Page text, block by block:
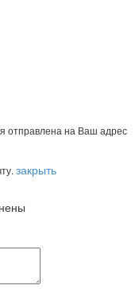
отправлена на Ваш адрес
закрыть